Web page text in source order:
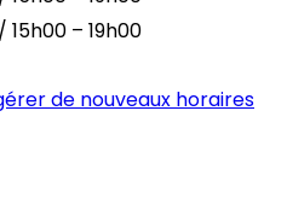
15h00 – 19h00
de nouveaux horaires